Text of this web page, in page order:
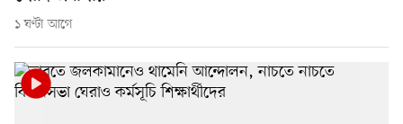
১ ঘণ্টা আগে